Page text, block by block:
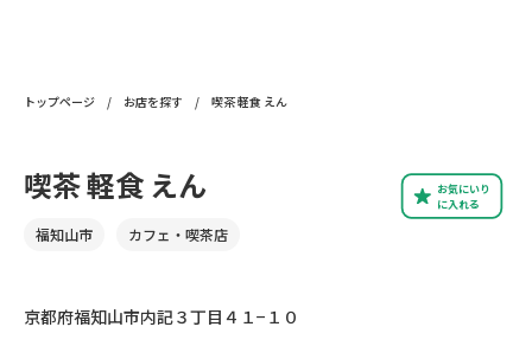
トップページ / お店を探す / 喫茶 軽食 えん
お気にいり
に入れる
喫茶 軽食 えん
福知山市 カフェ・喫茶店
京都府福知山市内記３丁目４１−１０